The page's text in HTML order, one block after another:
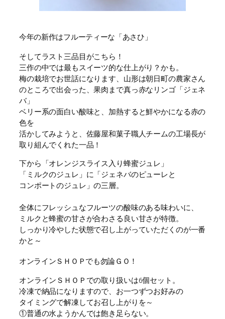
今年の新作はフルーティーな「あさひ」
そしてラスト三品目がこちら！
三作の中では最もスイーツ的な仕上がり？かも。
梅の栽培でお世話になります、山形は朝日町の農家さん
のところで出会った、果肉まで真っ赤なリンゴ「ジェネ
バ」
ベリー系の面白い酸味と、加熱すると鮮やかになる赤の
色を
活かしてみようと、佐藤屋和菓子職人チームの工場長が
取り組んでくれた一品！
下から「オレンジスライス入り蜂蜜ジュレ」
「ミルクのジュレ」に「ジェネバのピューレと
コンポートのジュレ」の三層。
全体にフレッシュなフルーツの酸味のある味わいに、
ミルクと蜂蜜の甘さが合わさる良い甘さが特徴。
しっかり冷やした状態で召し上がっていただくのが一番
かと～
オンラインＳＨＯＰでも勿論ＧＯ！
オンラインＳＨＯＰでの取り扱いは6個セット。
冷凍で納品になりますので、お一つずつお好みの
タイミングで解凍してお召し上がりを～
①普通の水ようかんでは飽き足らない。